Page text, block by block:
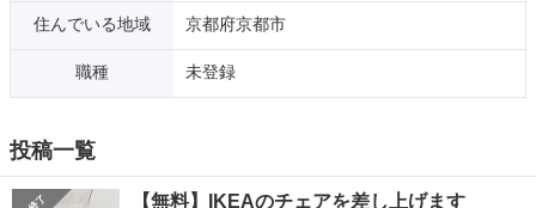
住んでいる地域 京都府京都市
職種 未登録
投稿一覧
【無料】IKEAのチェアを差し上げます